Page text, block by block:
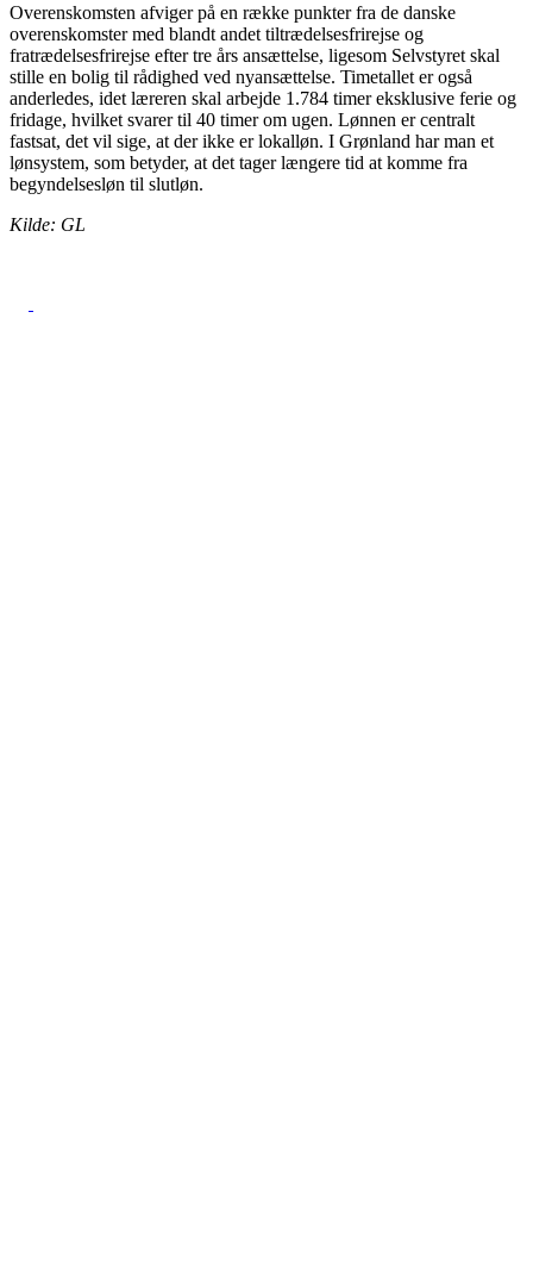
Overenskomsten afviger på en række punkter fra de danske
overenskomster med blandt andet tiltrædelsesfrirejse og
fratrædelsesfrirejse efter tre års ansættelse, ligesom Selvstyret skal
stille en bolig til rådighed ved nyansættelse. Timetallet er også
anderledes, idet læreren skal arbejde 1.784 timer eksklusive ferie og
fridage, hvilket svarer til 40 timer om ugen. Lønnen er centralt
fastsat, det vil sige, at der ikke er lokalløn. I Grønland har man et
lønsystem, som betyder, at det tager længere tid at komme fra
begyndelsesløn til slutløn.
Kilde: GL